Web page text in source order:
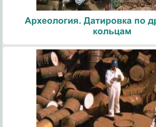
Археология. Датировка по
кольцам